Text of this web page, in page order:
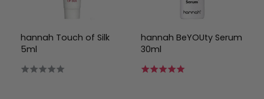
hannah Touch of Silk
5ml
hannah BeYOUty Serum
30ml